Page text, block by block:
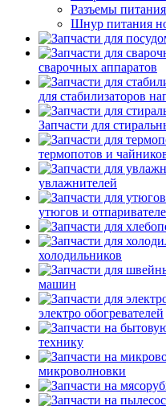
Разъемы питания
Шнур питания
сварочных аппаратов
для стабилизаторов
Запчасти для
термопотов и
увлажнителей
утюгов и
холодильников
машин
электро обогревателей
технику
микроволновки